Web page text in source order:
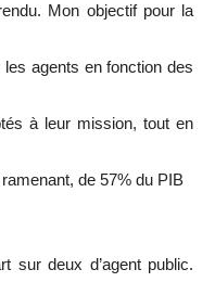
Mon objectif pour la
agents en fonction des
à leur mission, tout en
de 57% du PIB
sur deux d’agent public.